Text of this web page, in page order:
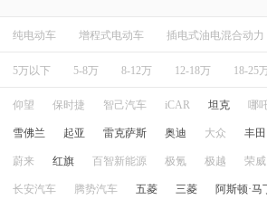
纯电动车 增程式电动车 插电式油电混合动力
5万以下 5-8万 8-12万 12-18万 18-25
仰望 保时捷 智己汽车 iCAR 坦克 哪
雪佛兰 起亚 雷克萨斯 奥迪 大众 丰田
蔚来 红旗 百智新能源 极氪 极越 荣威
长安汽车 腾势汽车 五菱 三菱 阿斯顿·马